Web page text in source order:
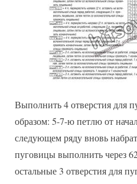
Выполнить 4 отверстия для
образом: 5-7-ю петлю от
следующем ряду вновь
пуговицы выполнить через
остальные 3 отверстия для